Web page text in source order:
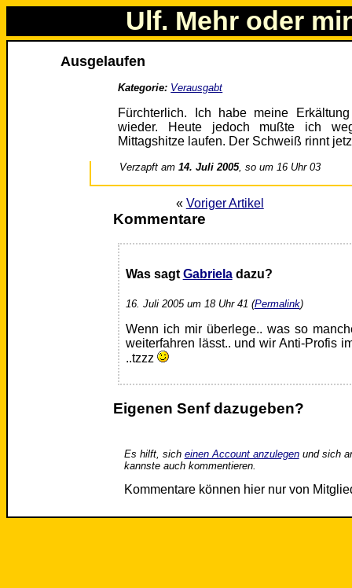
Ulf. Mehr oder
Ausgelaufen
Kategorie: Verausgabt
Fürchterlich. Ich habe meine
wieder. Heute jedoch mußte ich
Mittagshitze laufen. Der Schweiß rinnt
Verzapft am14. Juli 2005, so um 16 Uhr 03
« Voriger Artikel
Kommentare
Was sagt Gabrieladazu?
16. Juli 2005 um 18 Uhr 41 (Permalink)
Wenn ich mir überlege.. was so
weiterfahren lässt.. und wir Anti-Profis
..tzzz
Eigenen Senf dazugeben?
Es hilft, sich einen Account anzulegenund sich
kannste auch kommentieren.
Kommentare können hier nur von